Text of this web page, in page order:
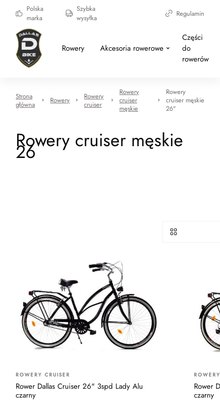
Polska
marka
Szybka
wysyłka
Regulamin
Rowery Akcesoria rowerowe
Części
do
rowerów
Strona
główna
Rowery
Rowery
cruiser
Rowery
cruiser
męskie
Rowery
cruiser męskie
26"
Rowery cruiser męskie
26
ROWERY CRUISER
Rower Dallas Cruiser 26" 3spd Lady Alu
czarny
Rower
czarny